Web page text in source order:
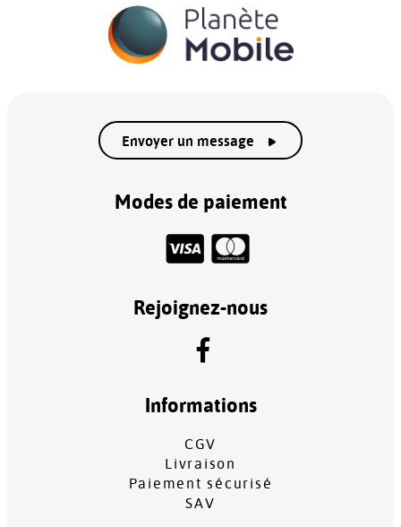
Envoyer un message
Modes de paiement
Rejoignez-nous
Informations
CGV
Livraison
Paiement sécurisé
SAV